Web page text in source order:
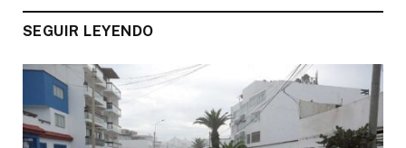
SEGUIR LEYENDO